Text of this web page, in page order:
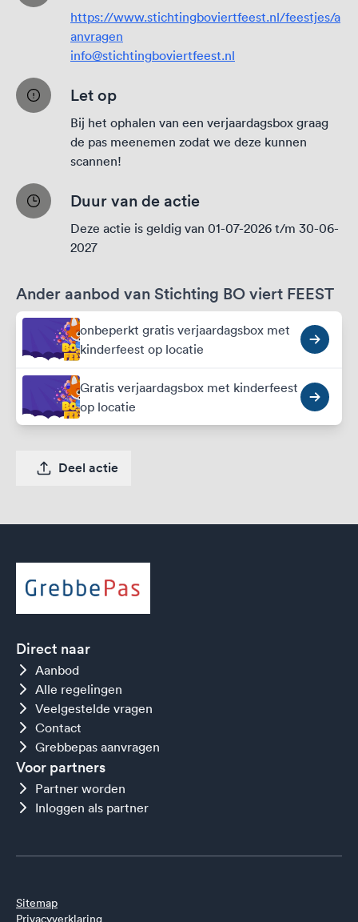
https://www.stichtingboviertfeest.nl/feestjes/a
anvragen
info@stichtingboviertfeest.nl
Let op
Bij het ophalen van een verjaardagsbox graag
de pas meenemen zodat we deze kunnen
scannen!
Duur van de actie
Deze actie is geldig van 01-07-2026 t/m 30-06-
2027
Ander aanbod van Stichting BO viert FEEST
onbeperkt gratis verjaardagsbox met
kinderfeest op locatie
Gratis verjaardagsbox met kinderfeest
op locatie
Deel actie
Direct naar
Aanbod
Alle regelingen
Veelgestelde vragen
Contact
Grebbepas aanvragen
Voor partners
Partner worden
Inloggen als partner
Sitemap
Privacyverklaring